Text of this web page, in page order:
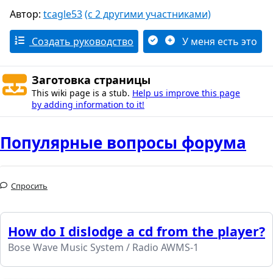
Автор: tcagle53(с 2 другими участниками)
Создать руководство У меня есть это
Заготовка страницы
This wiki page is a stub. Help us improve this page
by adding information to it!
Популярные вопросы форума
Спросить
How do I dislodge a cd from the player?
Bose Wave Music System / Radio AWMS-1